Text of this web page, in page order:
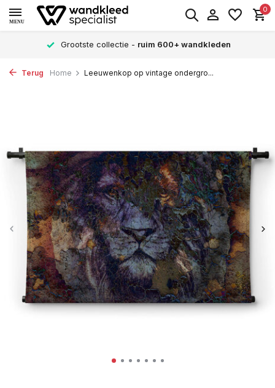
MENU
0
Grootste collectie - ruim 600+ wandkleden
Terug Home Leeuwenkop op vintage ondergro...